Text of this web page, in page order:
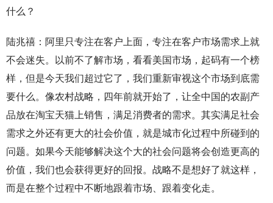
什么？
陆兆禧：阿里只专注在客户上面，专注在客户市场需求上就
不会迷失。以前不了解市场，看看美国市场，起码有一个榜
样，但是今天我们超过它了，我们重新审视这个市场到底需
要什么。像农村战略，四年前就开始了，让全中国的农副产
品放在淘宝天猫上销售，满足消费者的需求。其实满足社会
需求之外还有更大的社会价值，就是城市化过程中所碰到的
问题。如果今天能够解决这个大的社会问题将会创造更高的
价值，我们也会获得更好的回报。战略不是想好了就这样，
而是在整个过程中不断地跟着市场、跟着变化走。